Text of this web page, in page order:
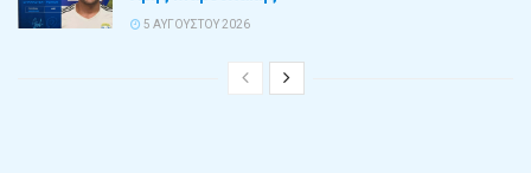
5 ΑΥΓΟΎΣΤΟΥ 2026